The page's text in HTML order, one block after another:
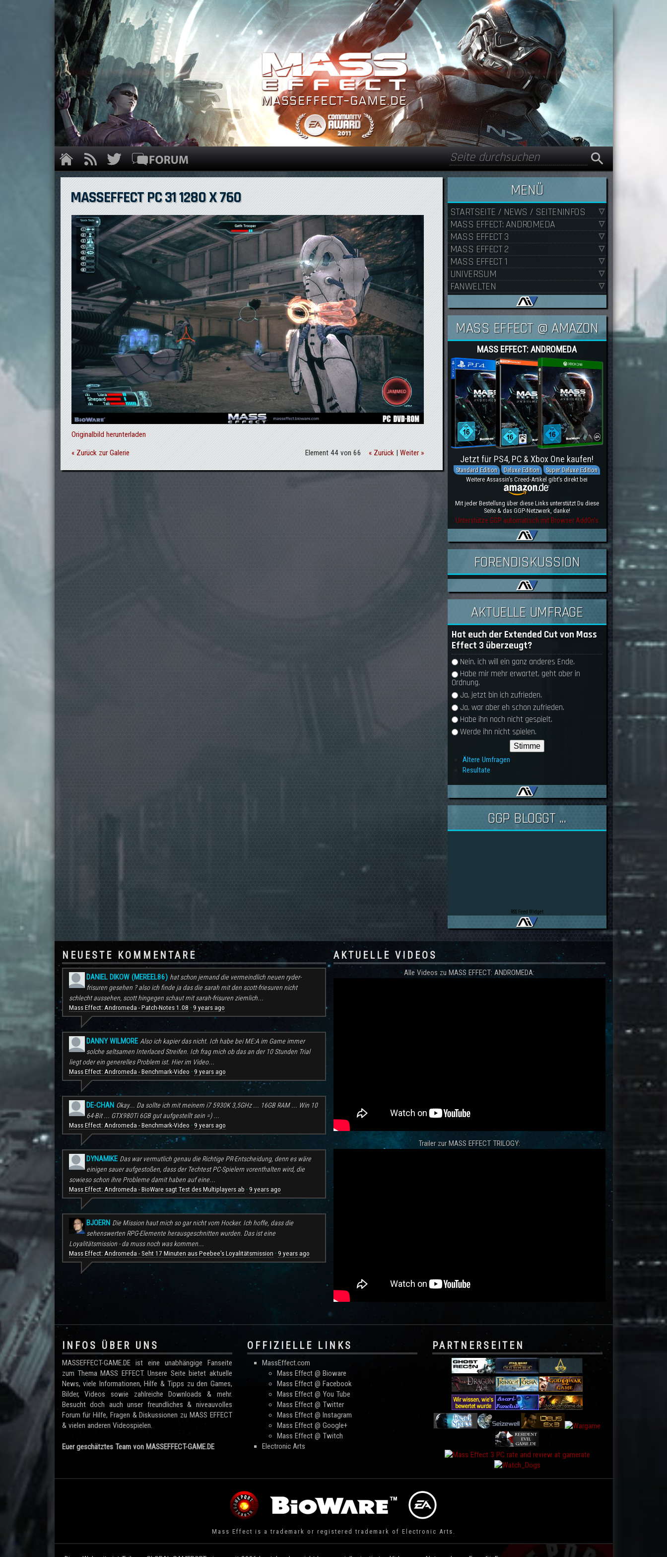
Direkt zum Inhalt
Suchformular
Suche
MASSEFFECT PC 31 1280 X 760
Originalbild herunterladen
« Zurück zur Galerie Element 44 von 66 « Zurück|Weiter »
MENÜ
STARTSEITE / NEWS / SEITENINFOS
MASS EFFECT: ANDROMEDA
MASS EFFECT 3
MASS EFFECT 2
MASS EFFECT 1
UNIVERSUM
FANWELTEN
MASS EFFECT @ AMAZON
MASS EFFECT: ANDROMEDA
Jetzt für PS4, PC & Xbox One kaufen!
Standard Edition Deluxe Edition
Super Deluxe Edition
Weitere Assassin's Creed-Artikel gibt's direkt bei
Mit jeder Bestellung über diese Links unterstützt Du diese
Seite & das GGP-Netzwerk, danke!
Unterstütze GGP automatisch mit Browser AddOn's
FORENDISKUSSION
AKTUELLE UMFRAGE
Hat euch der Extended Cut von Mass
Effect 3 überzeugt?
Auswahlmöglichkeiten
Nein, ich will ein ganz anderes Ende.
Habe mir mehr erwartet, geht aber in
Ordnung.
Ja, jetzt bin ich zufrieden.
Ja, war aber eh schon zufrieden.
Habe ihn noch nicht gespielt.
Werde ihn nicht spielen.
Ältere Umfragen
Resultate
GGP BLOGGT ...
RSS Feed Widget
NEUESTE KOMMENTARE
DANIEL DIKOW (MEREEL86) hat schon jemand die vermeindlich neuen ryder-
frisuren gesehen ? also ich finde ja das die sarah mit den scott-friesuren nicht
schlecht aussehen, scott hingegen schaut mit sarah-frisuren ziemlich...
Mass Effect: Andromeda - Patch-Notes 1.08 · 9 years ago
DANNY WILMORE Also ich kapier das nicht. Ich habe bei ME:A im Game immer
solche seltsamen Interlaced Streifen. Ich frag mich ob das an der 10 Stunden Trial
liegt oder ein generelles Problem ist. Hier im Video...
Mass Effect: Andromeda - Benchmark-Video · 9 years ago
DE-CHAN Okay... Da sollte ich mit meinem i7 5930K 3,5GHz ... 16GB RAM ... Win 10
64-Bit ... GTX980Ti 6GB gut aufgestellt sein =) ...
Mass Effect: Andromeda - Benchmark-Video · 9 years ago
DYNAMIKE Das war vermutlich genau die Richtige PR-Entscheidung, denn es wäre
einigen sauer aufgestoßen, dass der Techtest PC-Spielern vorenthalten wird, die
sowieso schon ihre Probleme damit haben auf eine...
Mass Effect: Andromeda - BioWare sagt Test des Multiplayers ab · 9 years ago
BJOERN Die Mission haut mich so gar nicht vom Hocker. Ich hoffe, dass die
sehenswerten RPG-Elemente herausgeschnitten wurden. Das ist eine
Loyalitätsmission - da muss noch was kommen...
Mass Effect: Andromeda - Seht 17 Minuten aus Peebee's Loyalitätsmission · 9 years ago
AKTUELLE VIDEOS
Alle Videos zu MASS EFFECT: ANDROMEDA:
Trailer zur MASS EFFECT TRILOGY:
.
INFOS ÜBER UNS
MASSEFFECT-GAME.DE ist eine unabhängige Fanseite
zum Thema MASS EFFECT. Unsere Seite bietet aktuelle
News, viele Informationen, Hilfe & Tipps zu den Games,
Bilder, Videos sowie zahlreiche Downloads & mehr.
Besucht doch auch unser freundliches & niveauvolles
Forum für Hilfe, Fragen & Diskussionen zu MASS EFFECT
& vielen anderen Videospielen.
Euer geschätztes Team von MASSEFFECT-GAME.DE
OFFIZIELLE LINKS
MassEffect.com
Mass Effect @ Bioware
Mass Effect @ Facebook
Mass Effect @ You Tube
Mass Effect @ Twitter
Mass Effect @ Instagram
Mass Effect @ Google+
Mass Effect @ Twitch
Electronic Arts
PARTNERSEITEN
Mass Effect is a trademark or registered trademark of Electronic Arts.